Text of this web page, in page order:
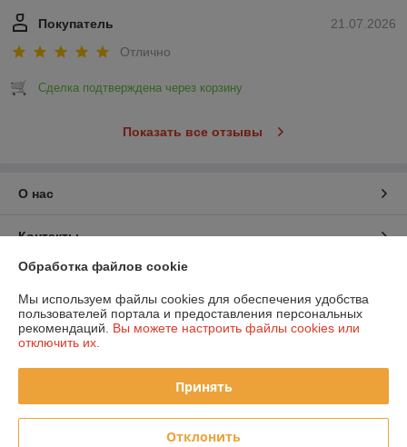
21.07.2026
Покупатель
Отлично
Сделка подтверждена через корзину
Показать все отзывы
О нас
Контакты
График работы
Политика обработки cookies
Обработка файлов cookie
Мы используем файлы cookies для обеспечения удобства
пользователей портала и предоставления персональных
рекомендаций. Вы можете настроить файлы cookies или
отключить их.
Принять
Отклонить